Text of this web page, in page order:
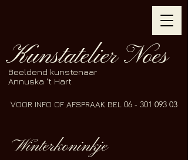
VOOR INFO OF AFSPRAAK BEL 06 - 301 093 03
Kunstatelier Noes
Beeldend kunstenaar
Annuska 't Hart
Winterkoninkje